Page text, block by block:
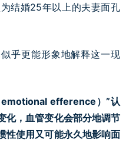
结婚25年以上的夫妻面孔
乎更能形象地解释这一现
efference）”认
化，血管变化会部分地调节
性使用又可能永久地影响面